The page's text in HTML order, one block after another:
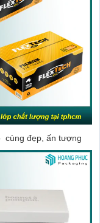
cùng đẹp, ấn tượng